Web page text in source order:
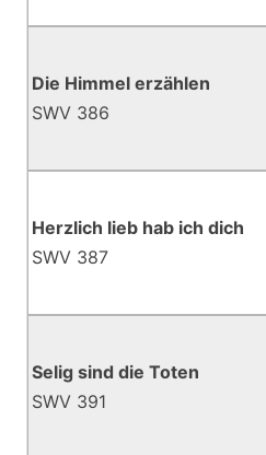
Die Himmel erzählen
SWV 386
Herzlich lieb hab ich dich
SWV 387
Selig sind die Toten
SWV 391